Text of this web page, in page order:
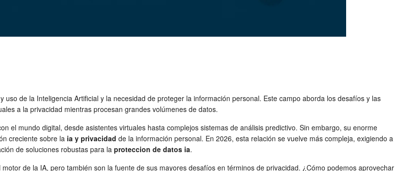
de la Inteligencia Artificial y la necesidad de proteger la información personal. Este campo aborda los desafíos y las
a la privacidad mientras procesan grandes volúmenes de datos.
el mundo digital, desde asistentes virtuales hasta complejos sistemas de análisis predictivo. Sin embargo, su enorme
creciente sobre la ia y privacidad de la información personal. En 2026, esta relación se vuelve más compleja, exigiendo a
de soluciones robustas para la proteccion de datos ia.
de la IA, pero también son la fuente de sus mayores desafíos en términos de privacidad. ¿Cómo podemos aprovechar